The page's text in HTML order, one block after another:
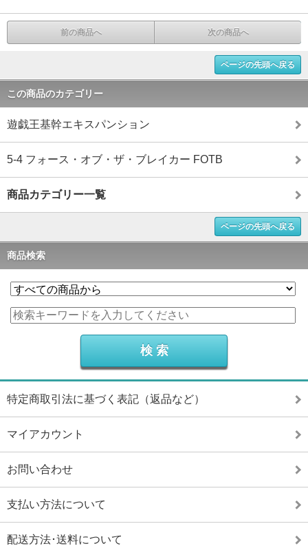
前の商品へ 次の商品へ
ページの先頭へ戻る
この商品のカテゴリー
遊戯王基幹エキスパンション
5-4 フォース・オブ・ザ・ブレイカー FOTB
商品カテゴリー一覧
ページの先頭へ戻る
商品検索
特定商取引法に基づく表記（返品など）
マイアカウント
お問い合わせ
支払い方法について
配送方法･送料について